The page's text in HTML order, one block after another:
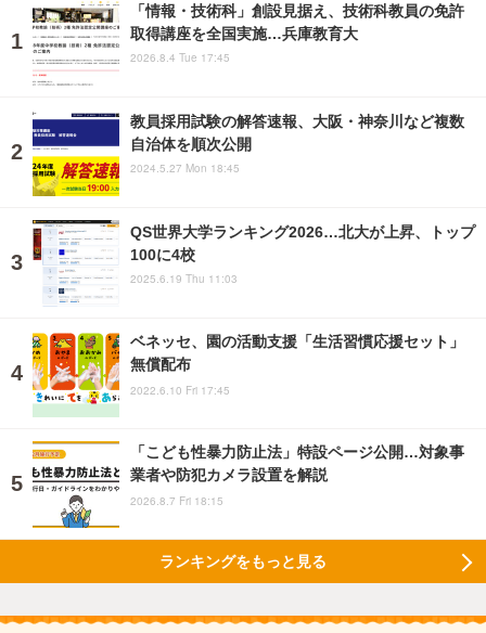
「情報・技術科」創設見据え、技術科教員の免許
取得講座を全国実施…兵庫教育大
2026.8.4 Tue 17:45
教員採用試験の解答速報、大阪・神奈川など複数
自治体を順次公開
2024.5.27 Mon 18:45
QS世界大学ランキング2026…北大が上昇、トップ
100に4校
2025.6.19 Thu 11:03
ベネッセ、園の活動支援「生活習慣応援セット」
無償配布
2022.6.10 Fri 17:45
「こども性暴力防止法」特設ページ公開…対象事
業者や防犯カメラ設置を解説
2026.8.7 Fri 18:15
ランキングをもっと見る